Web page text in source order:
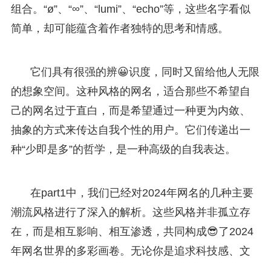
组合。“ø”、“∞”、“lumi”、“echo”等，这些名字看似
简单，却可能蕴含着作者独特的思考和情感。
它们具有很强的辨😀识度，同时又留给他人无限
的想象空间。这种风格的网名，适合那些不希望自
己的网名过于直白，而是希望通过一种更为内敛、
抽象的方式来传达自我个性的用户。它们传递出一
种“少即是多”的哲学，是一种高级的自我表达。
在part1中，我们已经对2024年网名的几种主要
潮流风格进行了深入的解析。这些风格并非孤立存
在，而是相互影响、相互渗透，共同构成😎了2024
年网名世界的多彩画卷。无论你是追求科技感、文